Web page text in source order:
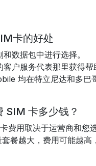
卡的好处
数据包中进行选择。
户服务代表那里获得帮
均在特立尼达和多巴
SIM 卡多少钱？
费用取决于运营商和
餐越大，费用可能越高